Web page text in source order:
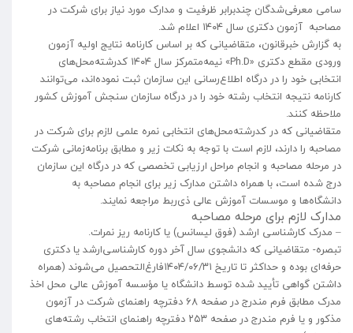
سامی معرفی‌شدگان چندبرابر ظرفیت و مدارک مورد نیاز برای شرکت در
مصاحبه آزمون دکتری سال ۱۴۰۴ اعلام شد.
به گزارش خبرقانون، متقاضیانی که بر اساس کارنامه نتایج اولیه آزمون
ورودی مقطع دکتری «Ph.D» نیمه‌متمرکز سال ۱۴۰۴ کدرشته‌محل‌های
انتخابی خود را در درگاه اطلاع‌رسانی این سازمان ثبت نموده‌اند، می‌توانند
کارنامه نتیجه انتخاب رشته خود را در درگاه سازمان سنجش آموزش کشور
ملاحظه کنند.
متقاضیانی که در کدرشته‌محل‌های انتخابی نمره علمی لازم برای شرکت در
مصاحبه را دارند، لازم است با توجه به نکات زیر و مطابق برنامه‌زمانی شرکت
در مرحله مصاحبه و انجام مراحل ارزیابی تخصصی که در درگاه این سازمان
درج شده است، با همراه داشتن مدارک زیر برای انجام مصاحبه به
دانشگاه‌ها و موسسات آموزش عالی ذی‌ربط مراجعه نمایند.
مدارک لازم برای مرحله مصاحبه
– مدرک کارشناسی ارشد (فوق لیسانس) یا کارنامه ریز نمرات.
تبصره- متقاضیانی که دانشجوی سال آخر دوره کارشناسی‌ارشد یا دکتری
حرفه‌ای بوده و حداکثر تا تاریخ ۱۴۰۴/۰۶/۳۱فارغ‌التحصیل می‌شوند (همراه
داشتن گواهی تأیید شده توسط دانشگاه یا مؤسسه آموزش عالی محل اخذ
مدرک مطابق فرم مندرج در صفحه ۶۸ دفترچه راهنمای شرکت در آزمون
مذکور و یا فرم مندرج در صفحه ۲۵۳ دفترچه راهنمای انتخاب رشته‌های